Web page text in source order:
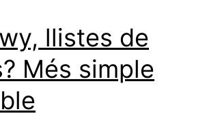
llistes de
Més simple